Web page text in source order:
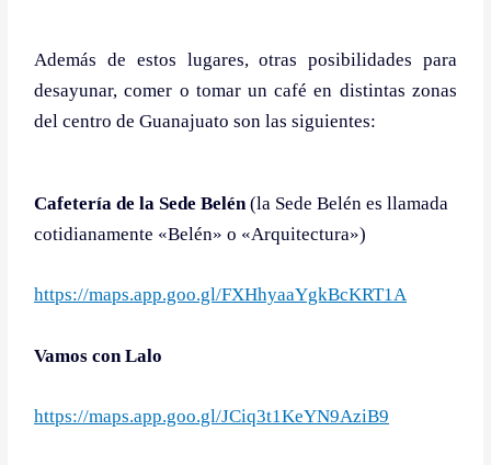
Además de estos lugares, otras posibilidades para
desayunar, comer o tomar un café en distintas zonas
del centro de Guanajuato son las siguientes:
Cafetería de la Sede Belén(la Sede Belén es llamada
cotidianamente «Belén» o «Arquitectura»)
https://maps.app.goo.gl/FXHhyaaYgkBcKRT1A
Vamos con Lalo
https://maps.app.goo.gl/JCiq3t1KeYN9AziB9